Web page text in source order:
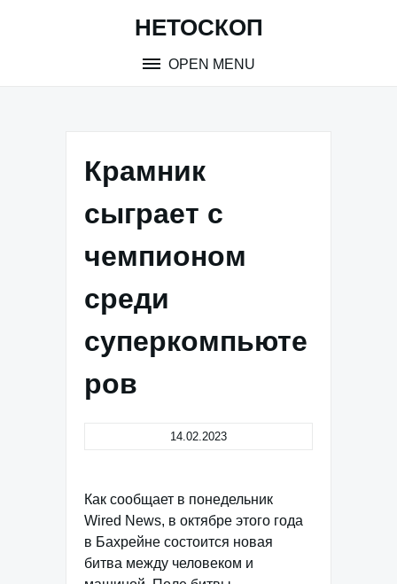
НЕТОСКОП
OPEN MENU
Крамник
сыграет с
чемпионом
среди
суперкомпьюте
ров
14.02.2023
Как сообщает в понедельник
Wired News, в октябре этого года
в Бахрейне состоится новая
битва между человеком и